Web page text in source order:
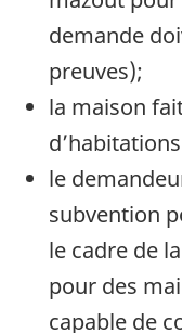
demande
preuves);
la maison
le
subvention
le cadre de
pour des
capable de